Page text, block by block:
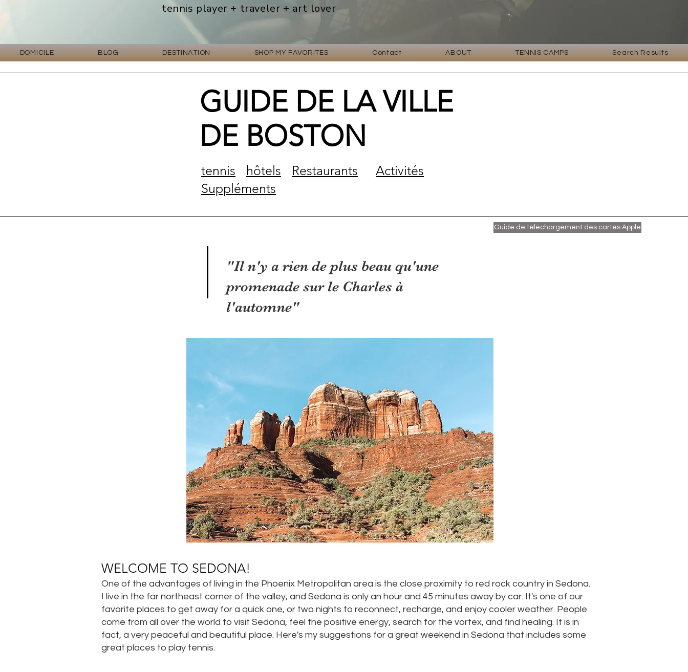
tennis player + traveler + art lover
DOMICILE BLOG DESTINATION SHOP MY FAVORITES Contact ABOUT TENNIS CAMPS Search Results
GUIDE DE LA VILLE
DE BOSTON
tennis hôtels Restaurants
Activités
Suppléments
Guide de téléchargement des cartes Apple
"Il n'y a rien de plus beau qu'une
promenade sur le Charles à
l'automne"
WELCOME TO SEDONA!
One of the advantages of living in the Phoenix Metropolitan area is the close proximity to red rock country in Sedona.
I live in the far northeast corner of the valley, and Sedona is only an hour and 45 minutes away by car. It's one of our
favorite places to get away for a quick one, or two nights to reconnect, recharge, and enjoy cooler weather. People
come from all over the world to visit Sedona, feel the positive energy, search for the vortex, and find healing. It is in
fact, a very peaceful and beautiful place. Here's my suggestions for a great weekend in Sedona that includes some
great places to play tennis.